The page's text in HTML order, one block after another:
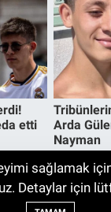
sağlamak
Detaylar için
Yeni Dönem!
İlgilendiren